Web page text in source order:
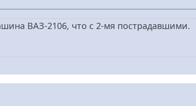
ВАЗ-2106, что с 2-мя пострадавшими.